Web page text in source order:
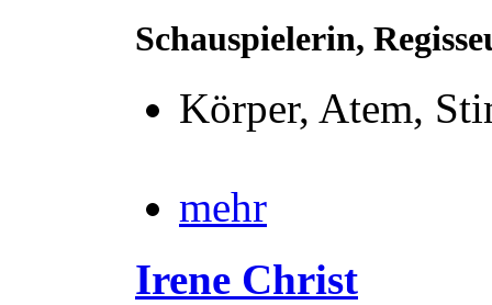
Schauspielerin,
Körper, Atem,
mehr
Irene Christ